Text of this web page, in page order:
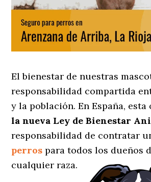
El bienestar de nuestras
responsabilidad compartida
y la población. En España,
la nueva Ley de Bienestar
responsabilidad de contratar
perros para todos los dueños
cualquier raza.